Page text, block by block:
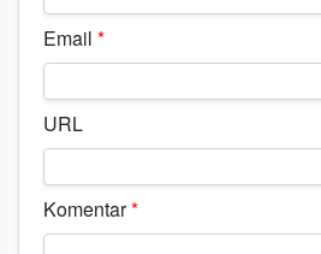
Email *
URL
Komentar*